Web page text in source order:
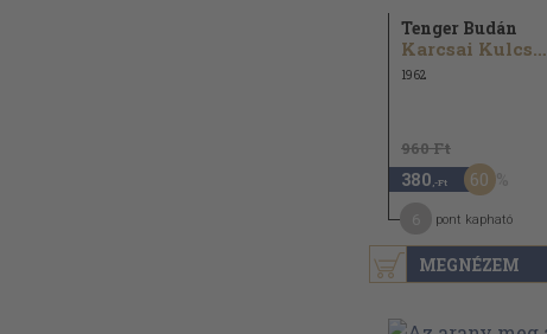
MEGNÉZEM
Tenger Budán
Karcsai Kulcsár István
1962
960 Ft
380 ,-Ft 60
pont kapható